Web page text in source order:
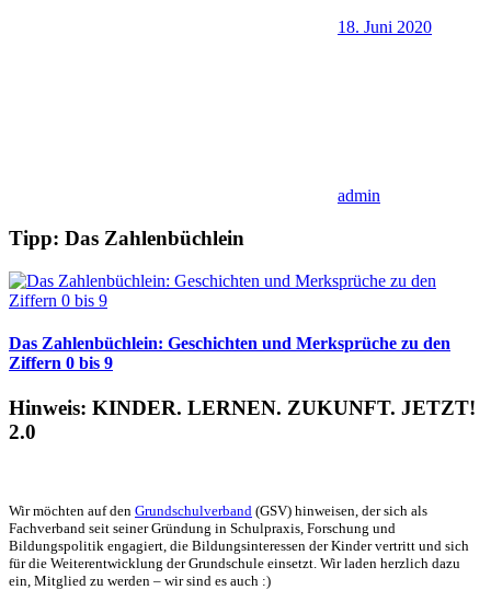
18. Juni 2020
admin
Tipp: Das Zahlenbüchlein
Das Zahlenbüchlein: Geschichten und Merksprüche zu den
Ziffern 0 bis 9
Hinweis: KINDER. LERNEN. ZUKUNFT. JETZT!
2.0
Wir möchten auf den Grundschulverband (GSV) hinweisen, der sich als
Fachverband seit seiner Gründung in Schulpraxis, Forschung und
Bildungspolitik engagiert, die Bildungsinteressen der Kinder vertritt und sich
für die Weiterentwicklung der Grundschule einsetzt. Wir laden herzlich dazu
ein, Mitglied zu werden – wir sind es auch :)